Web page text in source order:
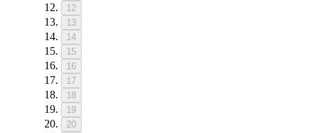
12
13
14
15
16
17
18
19
20